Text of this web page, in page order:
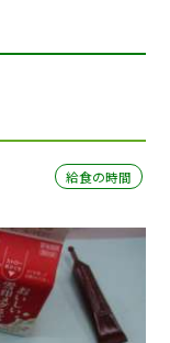
給食の時間